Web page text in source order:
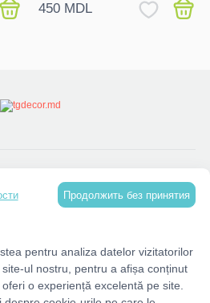
450 MDL
Продолжить без принятия
pentru analiza datelor vizitatorilor
ul nostru, pentru a afișa conținut
o experiență excelentă pe site.